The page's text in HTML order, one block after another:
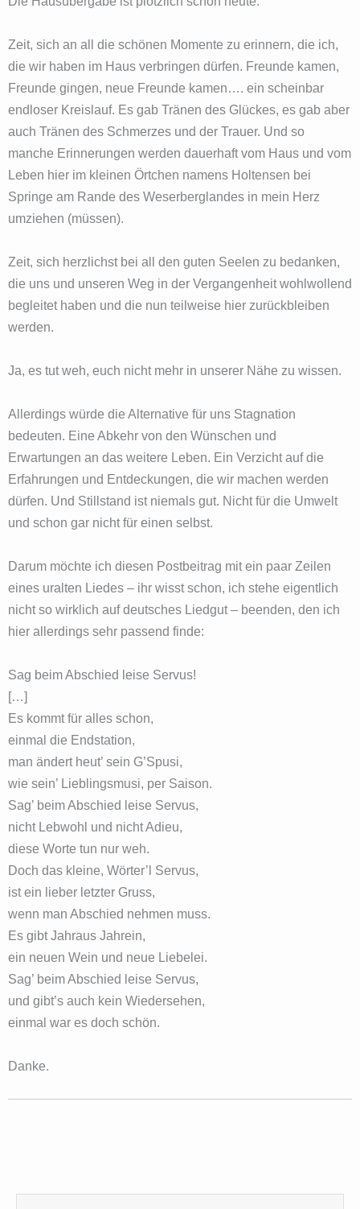
Zeit, sich an all die schönen Momente zu erinnern, die ich,
die wir haben im Haus verbringen dürfen. Freunde kamen,
Freunde gingen, neue Freunde kamen…. ein scheinbar
endloser Kreislauf. Es gab Tränen des Glückes, es gab aber
auch Tränen des Schmerzes und der Trauer. Und so
manche Erinnerungen werden dauerhaft vom Haus und vom
Leben hier im kleinen Örtchen namens Holtensen bei
Springe am Rande des Weserberglandes in mein Herz
umziehen (müssen).
Zeit, sich herzlichst bei all den guten Seelen zu bedanken,
die uns und unseren Weg in der Vergangenheit wohlwollend
begleitet haben und die nun teilweise hier zurückbleiben
werden.
Ja, es tut weh, euch nicht mehr in unserer Nähe zu wissen.
Allerdings würde die Alternative für uns Stagnation
bedeuten. Eine Abkehr von den Wünschen und
Erwartungen an das weitere Leben. Ein Verzicht auf die
Erfahrungen und Entdeckungen, die wir machen werden
dürfen. Und Stillstand ist niemals gut. Nicht für die Umwelt
und schon gar nicht für einen selbst.
Darum möchte ich diesen Postbeitrag mit ein paar Zeilen
eines uralten Liedes – ihr wisst schon, ich stehe eigentlich
nicht so wirklich auf deutsches Liedgut – beenden, den ich
hier allerdings sehr passend finde:
Sag beim Abschied leise Servus!
[…]
Es kommt für alles schon,
einmal die Endstation,
man ändert heut’ sein G’Spusi,
wie sein’ Lieblingsmusi, per Saison.
Sag’ beim Abschied leise Servus,
nicht Lebwohl und nicht Adieu,
diese Worte tun nur weh.
Doch das kleine, Wörter’l Servus,
ist ein lieber letzter Gruss,
wenn man Abschied nehmen muss.
Es gibt Jahraus Jahrein,
ein neuen Wein und neue Liebelei.
Sag’ beim Abschied leise Servus,
und gibt’s auch kein Wiedersehen,
einmal war es doch schön.
Danke.